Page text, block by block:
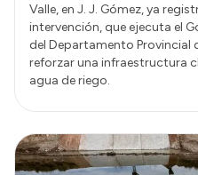
Compras y licitaciones
Consulta de expedientes
Consulta de pago a
Intranet
Login
Valle, en J. J. Gómez, ya
intervención, que ejecuta el
del Departamento Provincial
reforzar una infraestructura
agua de riego.